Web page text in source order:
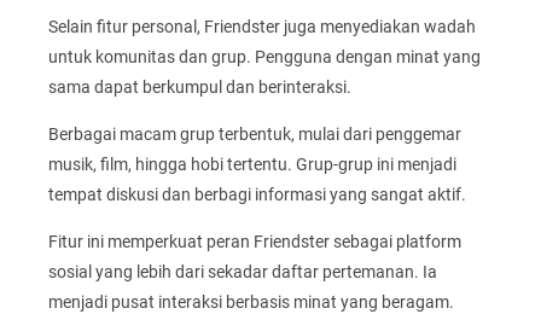
Selain fitur personal, Friendster juga menyediakan wadah
untuk komunitas dan grup. Pengguna dengan minat yang
sama dapat berkumpul dan berinteraksi.
Berbagai macam grup terbentuk, mulai dari penggemar
musik, film, hingga hobi tertentu. Grup-grup ini menjadi
tempat diskusi dan berbagi informasi yang sangat aktif.
Fitur ini memperkuat peran Friendster sebagai platform
sosial yang lebih dari sekadar daftar pertemanan. Ia
menjadi pusat interaksi berbasis minat yang beragam.